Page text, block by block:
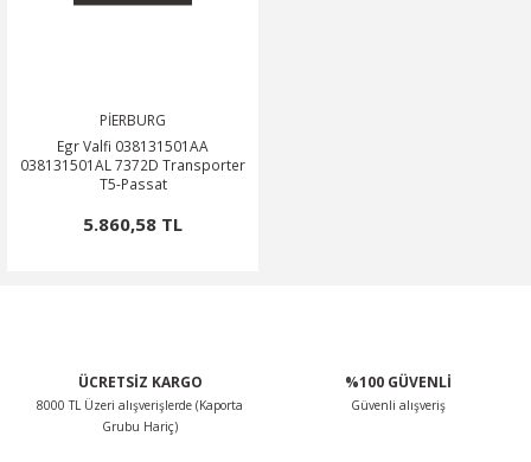
PİERBURG
Egr Valfi 038131501AA
038131501AL 7372D Transporter
T5-Passat
5.860,58 TL
ÜCRETSİZ KARGO
8000 TL Üzeri alışverişlerde (Kaporta
Grubu Hariç)
%100 GÜVENLİ
Güvenli alışveriş